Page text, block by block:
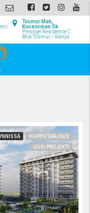
Tosmur Mah,
Kocaosman Sk.
Prestige Residence C
Blok Tosmur / Alanya
HUIPPUTARJOUS
UUSI PROJEKTI